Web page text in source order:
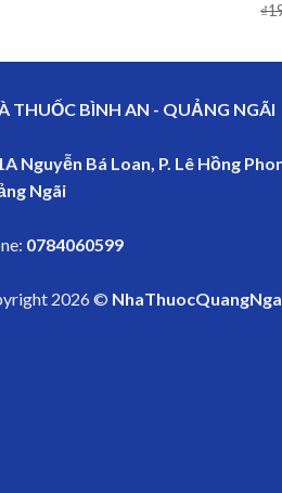
₫
THUỐC BÌNH AN - QUẢNG NGÃI
Nguyễn Bá Loan, P. Lê Hồng
Ngãi
0784060599
2026 ©